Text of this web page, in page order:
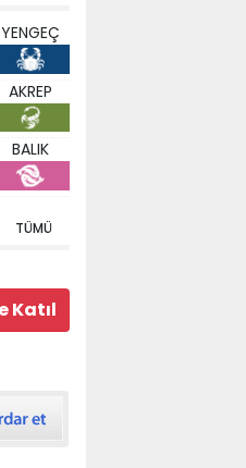
YENGEÇ
AKREP
BALIK
TÜMÜ